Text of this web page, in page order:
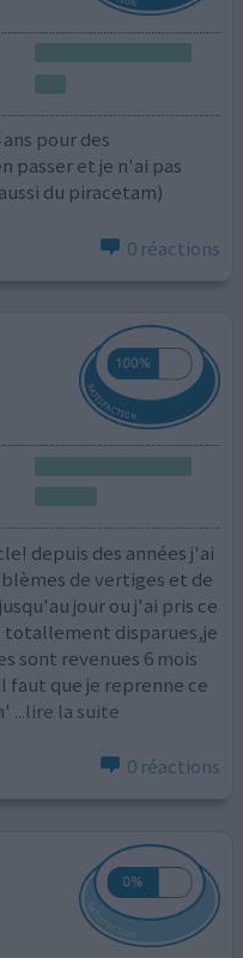
pour des
passer et je n'ai pas
du piracetam)
0 réactions
depuis des années j'ai
de vertiges et de
jour ou j'ai pris ce
totallement disparues,je
sont revenues 6 mois
que je reprenne ce
...lire la suite
0 réactions